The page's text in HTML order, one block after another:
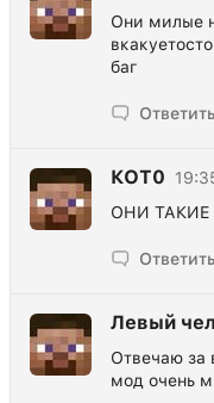
Они милые
баг
Ответить
КОТ0
ОНИ
Ответить
Левый чел
Отвечаю за
мод очень